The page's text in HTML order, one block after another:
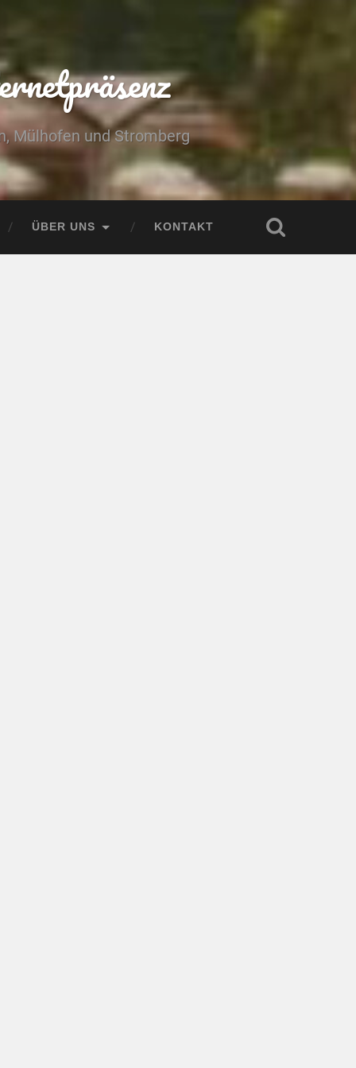
Mülhofen und Stromberg
ÜBER UNS KONTAKT